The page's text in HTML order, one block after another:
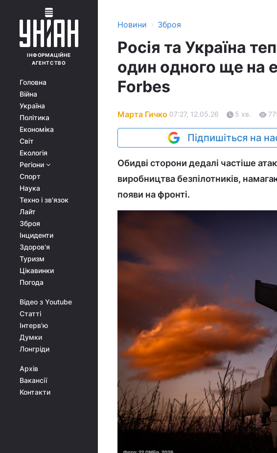
ІНФОРМАЦІЙНЕ
АГЕНТСТВО
Головна
Війна
Україна
Політика
Економіка
Світ
Екологія
Регіони
Спорт
Наука
Техно і зв'язок
Лайт
Зброя
Інциденти
Здоров'я
Туризм
Цікавинки
Погода
Відео з Youtube
Статті
Інтерв'ю
Думки
Лонгріди
Архів
Вакансії
Контакти
Новини › Зброя
Росія та Україна
один одного ще на
Forbes
Марта Гичко 07:27, 12.05.26 5 хв.
Підпишіться на
Обидві сторони дедалі частіше
виробництва безпілотників,
появи на фронті.